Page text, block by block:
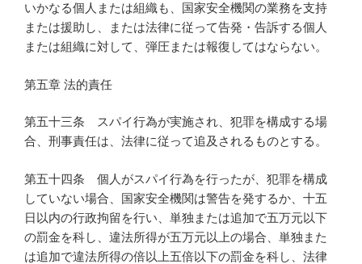
いかなる個人または組織も、国家安全機関の業務を支持
または援助し、または法律に従って告発・告訴する個人
または組織に対して、弾圧または報復してはならない。
第五章 法的責任
第五十三条 スパイ行為が実施され、犯罪を構成する場
合、刑事責任は、法律に従って追及されるものとする。
第五十四条 個人がスパイ行為を行ったが、犯罪を構成
していない場合、国家安全機関は警告を発するか、十五
日以内の行政拘留を行い、単独または追加で五万元以下
の罰金を科し、違法所得が五万元以上の場合、単独また
は追加で違法所得の倍以上五倍以下の罰金を科し、法律